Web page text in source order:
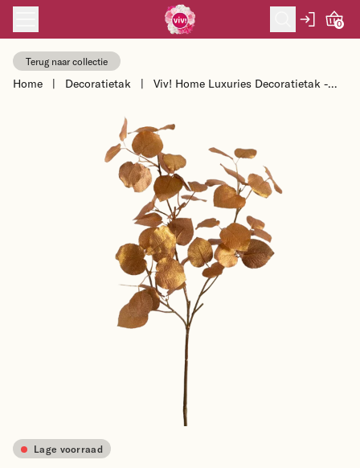
Skip to content
0
Terug naar collectie
Home | Decoratietak |
Viv! Home Luxuries Decoratietak -
Lage voorraad